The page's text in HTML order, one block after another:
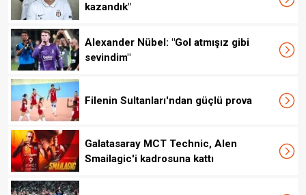
kazandık"
Alexander Nübel: "Gol atmışız gibi
sevindim"
Filenin Sultanları'ndan güçlü prova
Galatasaray MCT Technic, Alen
Smailagic'i kadrosuna kattı